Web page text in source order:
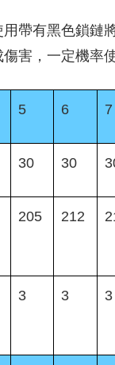
帶有黑色鎖鏈
害，一定機率
5 6 7
30 30
205 212
3 3 3